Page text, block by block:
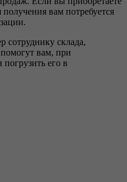
вам потребуется
сотруднику склада,
вам, при
погрузить его в